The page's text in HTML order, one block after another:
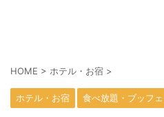
HOME > ホテル・お宿 >
ホテル・お宿 食べ放題・ブッフェ